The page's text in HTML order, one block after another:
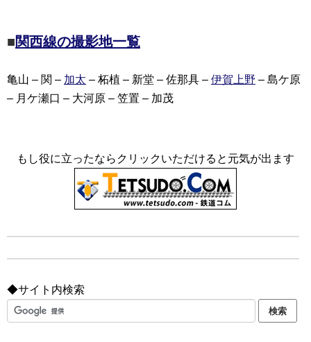
■関西線の撮影地一覧
亀山 – 関 – 加太 – 柘植 – 新堂 – 佐那具 – 伊賀上野 – 島ケ原
– 月ケ瀬口 – 大河原 – 笠置 – 加茂
もし役に立ったならクリックいただけると元気が出ます
◆サイト内検索